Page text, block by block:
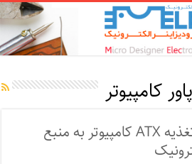
پاور کامپیوتر
آموزش تبدیل منبع تغذیه ATX کامپیوتر به منبع